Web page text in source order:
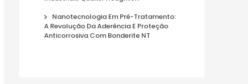
Nanotecnologia Em Pré-Tratamento:
A Revolução Da Aderência E Proteção
Anticorrosiva Com Bonderite NT